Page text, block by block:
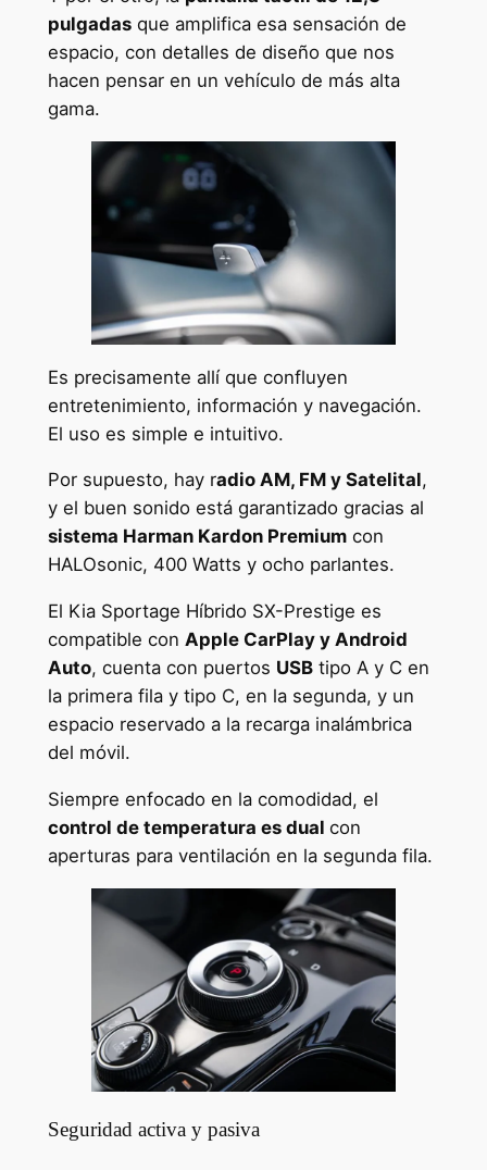
pulgadasque amplifica esa sensación de
espacio, con detalles de diseño que nos
hacen pensar en un vehículo de más alta
gama.
Es precisamente allí que confluyen
entretenimiento, información y navegación.
El uso es simple e intuitivo.
Por supuesto, hay radio AM, FM y Satelital,
y el buen sonido está garantizado gracias al
sistema Harman Kardon Premiumcon
HALOsonic, 400 Watts y ocho parlantes.
El Kia Sportage Híbrido SX-Prestige es
compatible con Apple CarPlay y Android
Auto, cuenta con puertos USBtipo A y C en
la primera fila y tipo C, en la segunda, y un
espacio reservado a la recarga inalámbrica
del móvil.
Siempre enfocado en la comodidad, el
control de temperatura es dual con
aperturas para ventilación en la segunda fila.
Seguridad activa y pasiva